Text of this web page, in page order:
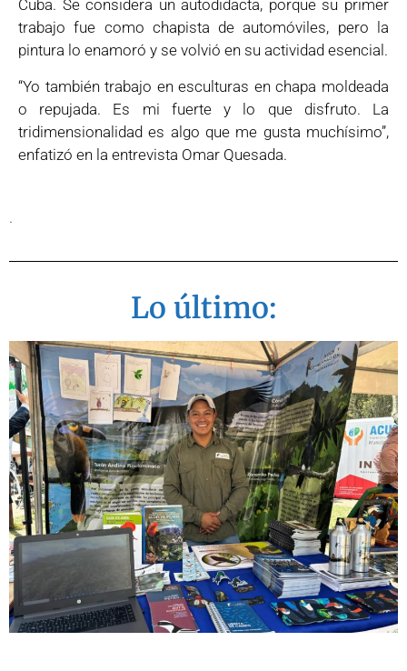
Cuba. Se considera un autodidacta, porque su primer
trabajo fue como chapista de automóviles, pero la
pintura lo enamoró y se volvió en su actividad esencial.
“Yo también trabajo en esculturas en chapa moldeada
o repujada. Es mi fuerte y lo que disfruto. La
tridimensionalidad es algo que me gusta muchísimo”,
enfatizó en la entrevista Omar Quesada.
.
Lo último: